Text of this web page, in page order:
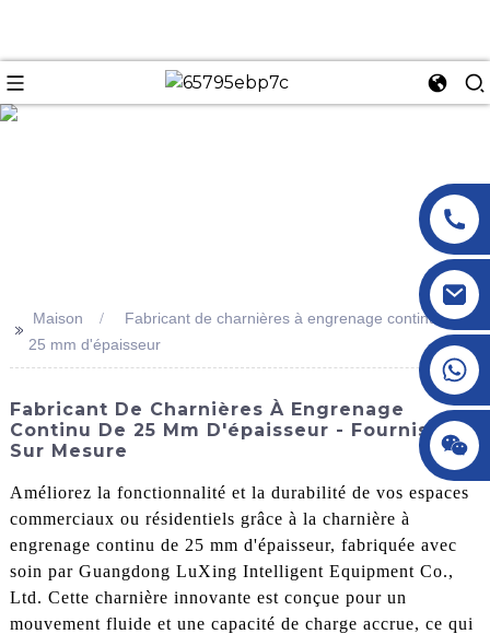
+86 18145770882
+86 18145770882
>>
Maison
Fabricant de charnières à engrenage continu de
25 mm d'épaisseur
Fabricant De Charnières À Engrenage
Continu De 25 Mm D'épaisseur - Fournisseur
Sur Mesure
Améliorez la fonctionnalité et la durabilité de vos espaces
commerciaux ou résidentiels grâce à la charnière à
engrenage continu de 25 mm d'épaisseur, fabriquée avec
soin par Guangdong LuXing Intelligent Equipment Co.,
Ltd. Cette charnière innovante est conçue pour un
mouvement fluide et une capacité de charge accrue, ce qui